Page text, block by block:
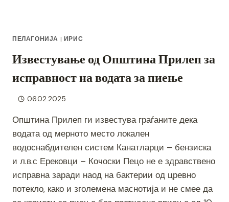
ПЕЛАГОНИЈА | ИРИС
Известување од Општина Прилеп за
исправност на водата за пиење
06.02.2025
Општина Прилеп ги известува граѓаните дека
водата од мерното место локален
водоснабдителен систем Канатларци – бензиска
и л.в.с Ерековци – Кочоски Пецо не е здравствено
исправна заради наод на бактерии од цревно
потекло, како и зголемена маснотија и не смее да